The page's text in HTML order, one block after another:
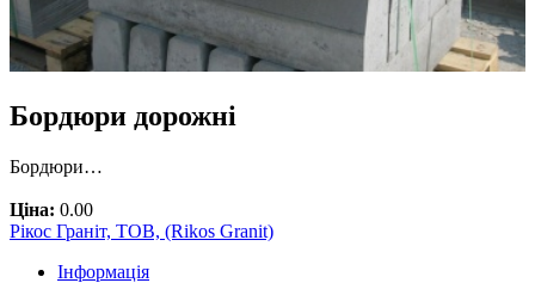
Бордюри дорожні
Бордюри…
Ціна: 0.00
Рікос Граніт, ТОВ, (Rikos Granit)
Інформація